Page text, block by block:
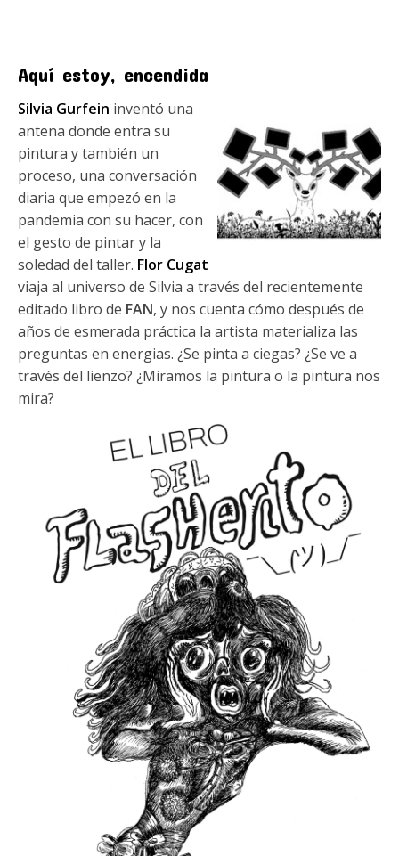
Aquí estoy, encendida
Silvia Gurfein inventó una
antena donde entra su
pintura y también un
proceso, una conversación
diaria que empezó en la
pandemia con su hacer, con
el gesto de pintar y la
soledad del taller. Flor Cugat
viaja al universo de Silvia a través del recientemente
editado libro de FAN, y nos cuenta cómo después de
años de esmerada práctica la artista materializa las
preguntas en energias. ¿Se pinta a ciegas? ¿Se ve a
través del lienzo? ¿Miramos la pintura o la pintura nos
mira?